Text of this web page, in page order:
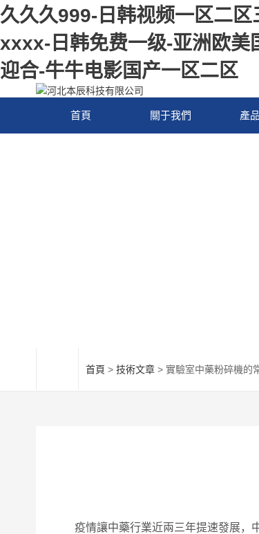
久久久999-日韩视频一区二
xxxx-日韩免费一级-亚洲欧美
迎合-牛牛电影国产一区二区
首頁 關于我們 產
首頁 > 技術文章 > 實驗室中藥粉碎機的
疫情讓中藥行業近兩三年提速發展，